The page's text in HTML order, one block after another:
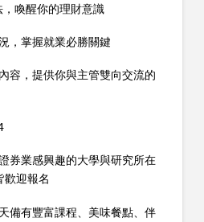
喚醒你的理財意識
，掌握就業必勝關鍵
容，提供你與主管雙向交流的
券業感興趣的大學與研究所在
歡迎報名
備有豐富課程、美味餐點、伴